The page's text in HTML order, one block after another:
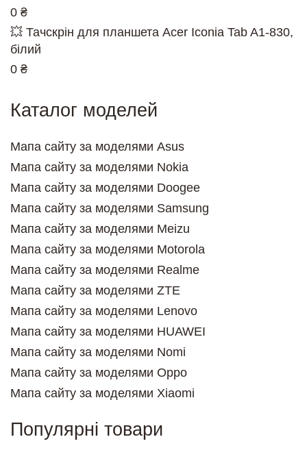
0 ₴
💥 Тачскрін для планшета Acer Iconia Tab A1-830,
білий
0 ₴
Каталог моделей
Мапа сайту за моделями Asus
Мапа сайту за моделями Nokia
Мапа сайту за моделями Doogee
Мапа сайту за моделями Samsung
Мапа сайту за моделями Meizu
Мапа сайту за моделями Motorola
Мапа сайту за моделями Realme
Мапа сайту за моделями ZTE
Мапа сайту за моделями Lenovo
Мапа сайту за моделями HUAWEI
Мапа сайту за моделями Nomi
Мапа сайту за моделями Oppo
Мапа сайту за моделями Xiaomi
Популярні товари